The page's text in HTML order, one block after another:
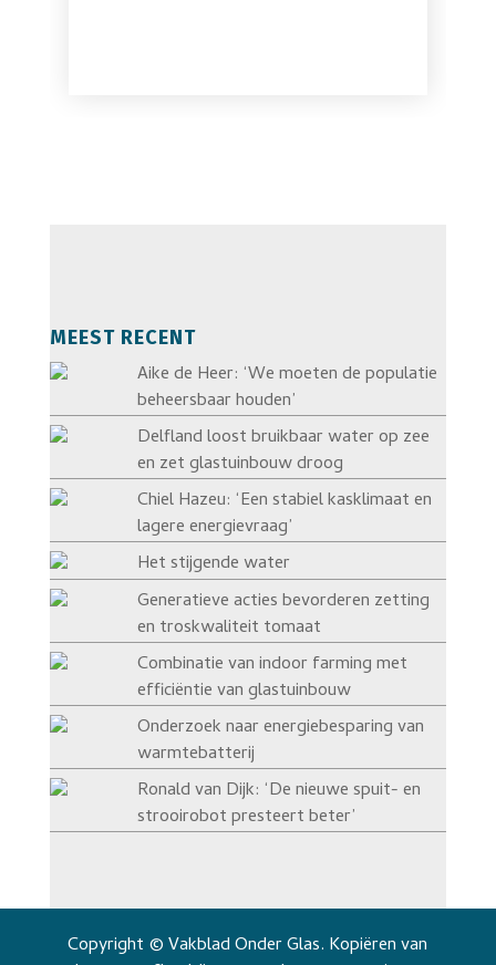
MEEST RECENT
Aike de Heer: ‘We moeten de populatie
beheersbaar houden’
Delfland loost bruikbaar water op zee
en zet glastuinbouw droog
Chiel Hazeu: ‘Een stabiel kasklimaat en
lagere energievraag’
Het stijgende water
Generatieve acties bevorderen zetting
en troskwaliteit tomaat
Combinatie van indoor farming met
efficiëntie van glastuinbouw
Onderzoek naar energiebesparing van
warmtebatterij
Ronald van Dijk: ‘De nieuwe spuit- en
strooirobot presteert beter’
Copyright © Vakblad Onder Glas. Kopiëren van